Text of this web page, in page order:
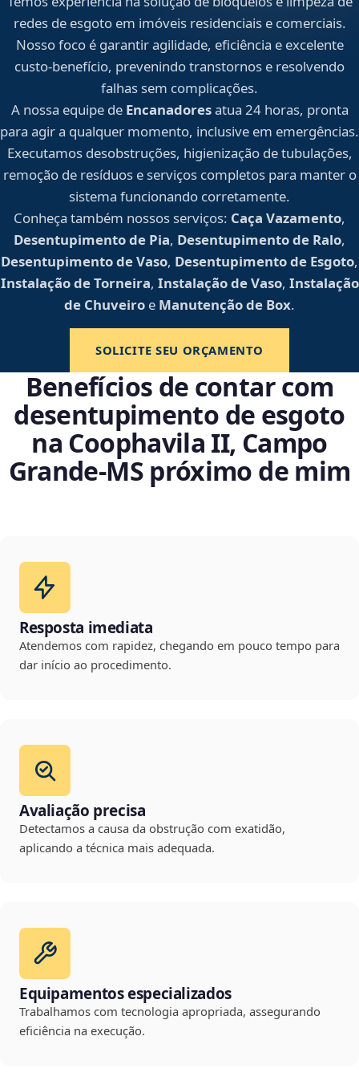
redes de esgoto em imóveis residenciais e comerciais.
Nosso foco é garantir agilidade, eficiência e excelente
custo-benefício, prevenindo transtornos e resolvendo
falhas sem complicações.
A nossa equipe de Encanadoresatua 24 horas, pronta
para agir a qualquer momento, inclusive em emergências.
Executamos desobstruções, higienização de tubulações,
remoção de resíduos e serviços completos para manter o
sistema funcionando corretamente.
Conheça também nossos serviços: Caça Vazamento,
Desentupimento de Pia, Desentupimento de Ralo,
Desentupimento de Vaso, Desentupimento de Esgoto,
Instalação de Torneira, Instalação de Vaso, Instalação
de Chuveiro e Manutenção de Box.
SOLICITE SEU ORÇAMENTO
Benefícios de contar com
desentupimento de esgoto
na Coophavila II, Campo
Grande‑MS próximo de mim
Resposta imediata
Atendemos com rapidez, chegando em pouco tempo para
dar início ao procedimento.
Avaliação precisa
Detectamos a causa da obstrução com exatidão,
aplicando a técnica mais adequada.
Equipamentos especializados
Trabalhamos com tecnologia apropriada, assegurando
eficiência na execução.